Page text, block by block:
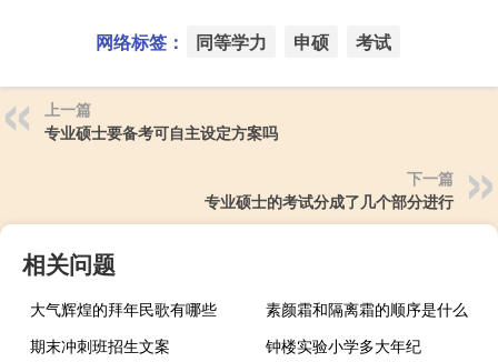
网络标签： 同等学力 申硕 考试
上一篇
专业硕士要备考可自主设定方案吗
下一篇
专业硕士的考试分成了几个部分进行
相关问题
大气辉煌的拜年民歌有哪些
素颜霜和隔离霜的顺序是什么
期末冲刺班招生文案
钟楼实验小学多大年纪